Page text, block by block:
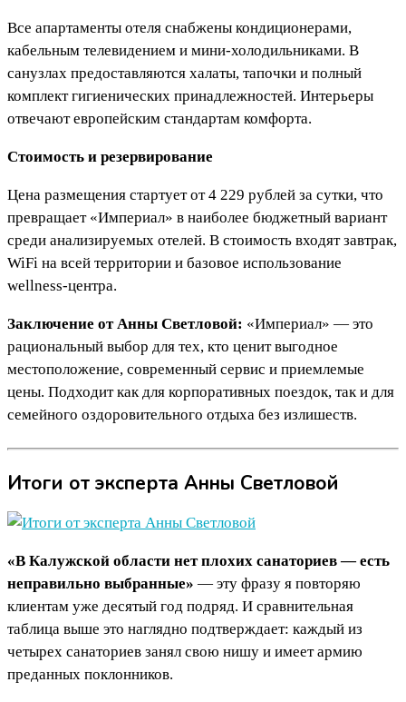
Все апартаменты отеля снабжены кондиционерами,
кабельным телевидением и мини-холодильниками. В
санузлах предоставляются халаты, тапочки и полный
комплект гигиенических принадлежностей. Интерьеры
отвечают европейским стандартам комфорта.
Стоимость и резервирование
Цена размещения стартует от 4 229 рублей за сутки, что
превращает «Империал» в наиболее бюджетный вариант
среди анализируемых отелей. В стоимость входят завтрак,
WiFi на всей территории и базовое использование
wellness-центра.
Заключение от Анны Светловой: «Империал» — это
рациональный выбор для тех, кто ценит выгодное
местоположение, современный сервис и приемлемые
цены. Подходит как для корпоративных поездок, так и для
семейного оздоровительного отдыха без излишеств.
Итоги от эксперта Анны Светловой
«В Калужской области нет плохих санаториев — есть
неправильно выбранные» — эту фразу я повторяю
клиентам уже десятый год подряд. И сравнительная
таблица выше это наглядно подтверждает: каждый из
четырех санаториев занял свою нишу и имеет армию
преданных поклонников.